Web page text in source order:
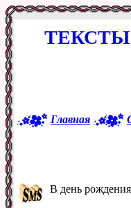
Главная
В день